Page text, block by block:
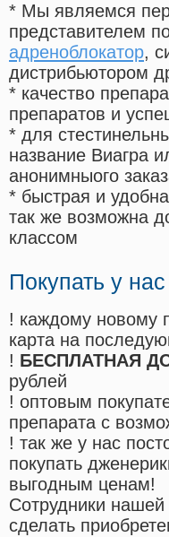
* Мы являемся
представителем
адреноблокатор,
дистрибьютором
* качество
препаратов и
* для
название Виагра
анонимныого
* быстрая и
так же возможна
классом
Покупать у
! каждому новому
карта на
! БЕСПЛАТНАЯ
рублей
! оптовым
препарата с
! так же у нас
покупать
выгодным ценам!
Cотрудники
сделать